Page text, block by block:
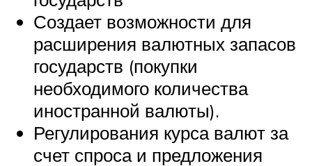
Создает возможности для
расширения валютных запасов
государств (покупки
необходимого количества
иностранной валюты).
Регулирования курса валют за
счет спроса и предложения